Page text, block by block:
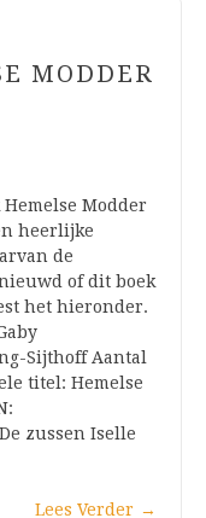
MODDER
Modder
heerlijke
de
of dit boek
het hieronder.
Sijthoff Aantal
titel: Hemelse
zussen Iselle
Lees Verder →